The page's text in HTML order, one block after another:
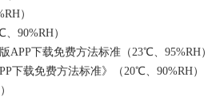
）
、90%RH）
下载免费方法标准（23℃、95%RH）
载免费方法标准》（20℃、90%RH）